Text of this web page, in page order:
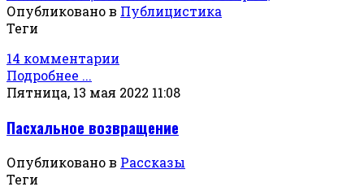
Опубликовано в Публицистика
Теги
14 комментарии
Подробнее ...
Пятница, 13 мая 2022 11:08
Пасхальное возвращение
Опубликовано в Рассказы
Теги